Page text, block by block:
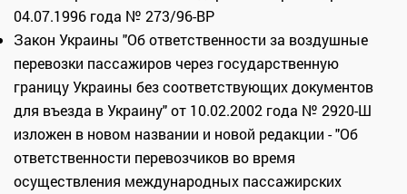
04.07.1996 года № 273/96-ВР
Закон Украины "Об ответственности за воздушные
перевозки пассажиров через государственную
границу Украины без соответствующих документов
для въезда в Украину" от 10.02.2002 года № 2920-Ш
изложен в новом названии и новой редакции - "Об
ответственности перевозчиков во время
осуществления международных пассажирских